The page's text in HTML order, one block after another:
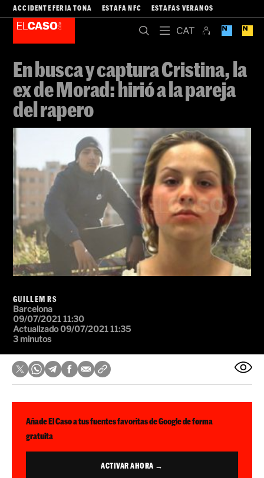
ACCIDENTE FERIA TONA ESTAFA NFC ESTAFAS VERANOS
En busca y captura Cristina, la
ex de Morad: hirió a la pareja
del rapero
GUILLEM RS
Barcelona
09/07/2021 11:30
Actualizado 09/07/2021 11:35
3 minutos
Añade El Caso a tus fuentes favoritas de Google de forma
gratuita
ACTIVAR AHORA →